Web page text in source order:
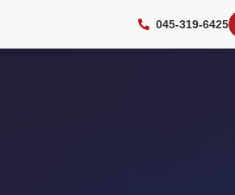
045-319-6425